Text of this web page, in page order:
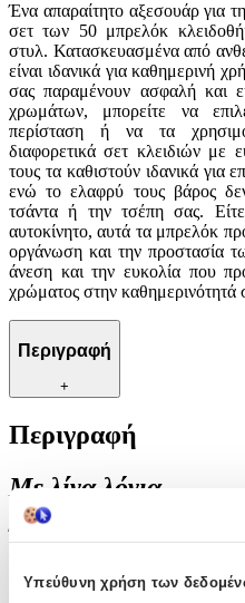
Υπεύθυνη χρήση των
Ένα απαραίτητο αξεσουάρ για
σετ των 50 μπρελόκ
στυλ. Κατασκευασμένα από
είναι ιδανικά για καθημερινή
σας παραμένουν ασφαλή και
χρωμάτων, μπορείτε να
περίσταση ή να τα
διαφορετικά σετ κλειδιών με
τους τα καθιστούν ιδανικά για
ενώ το ελαφρύ τους βάρος
τσάντα ή την τσέπη σας.
αυτοκίνητο, αυτά τα μπρελόκ
οργάνωση και την προστασία
άνεση και την ευκολία που
χρώματος στην καθημερινότητά
Περιγραφή
+
Περιγραφή
Με λίγα λόγια...
στυλ. Κατασκευασμένα από
είναι ιδανικά για καθημερινή